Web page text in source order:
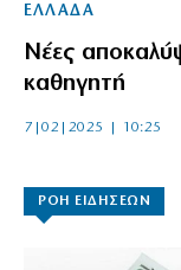
ΕΛΛΑΔΑ
Νέες
καθηγητή
7|02|2025 | 10:25
ΡΟΗ ΕΙΔΗΣΕΩΝ